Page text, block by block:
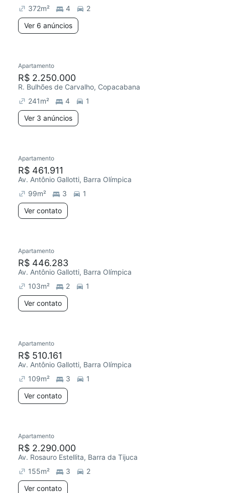
372m² 4
2
Ver 6 anúncios
Redecorar
Apartamento
R$ 2.250.000
R. Bulhões de Carvalho, Copacabana
241m² 4
1
Ver 3 anúncios
Apartamento
R$ 461.911
Av. Antônio Gallotti, Barra Olímpica
99m² 3
1
Ver contato
Apartamento
R$ 446.283
Av. Antônio Gallotti, Barra Olímpica
103m² 2
1
Ver contato
Apartamento
R$ 510.161
Av. Antônio Gallotti, Barra Olímpica
109m² 3
1
Ver contato
Redecorar
Apartamento
R$ 2.290.000
Av. Rosauro Estellita, Barra da Tijuca
155m² 3
2
Ver contato